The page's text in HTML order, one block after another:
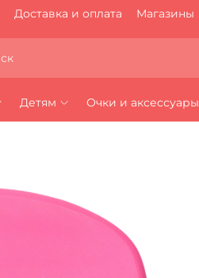
Доставка и оплата Магазины
Детям Очки и аксессуары